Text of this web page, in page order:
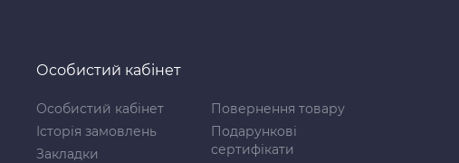
Особистий кабінет
Особистий кабінет
Історія замовлень
Закладки
Повернення товару
Подарункові
сертифікати